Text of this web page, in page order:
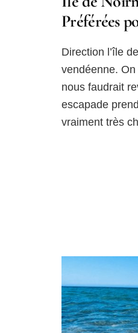
Préférées
Direction l’île
vendéenne. On
nous faudrait
escapade
vraiment très